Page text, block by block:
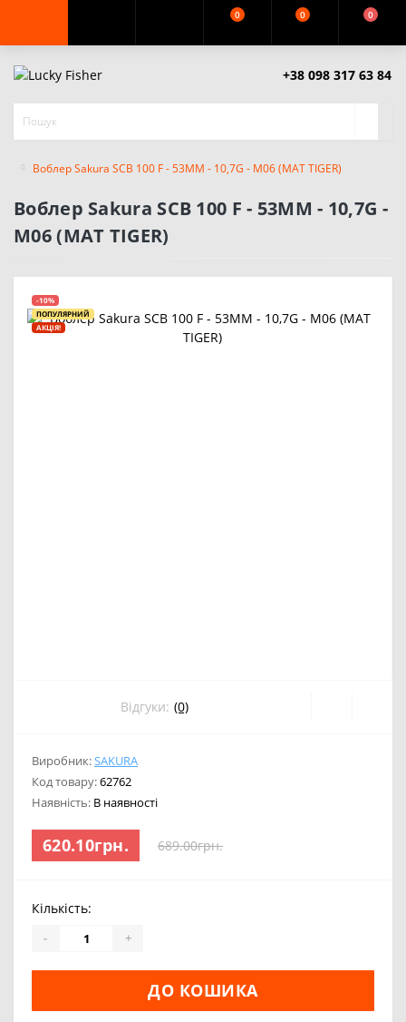
0 0 0
+38 098 317 63 84
Воблер Sakura SCB 100 F - 53MM - 10,7G - M06 (MAT TIGER)
Воблер Sakura SCB 100 F - 53MM - 10,7G -
M06 (MAT TIGER)
-10%
ПОПУЛЯРНИЙ
АКЦІЯ!
Відгуки: (0)
Виробник:SAKURA
Код товару:62762
Наявність: В наявності
620.10грн. 689.00грн.
Кількість:
- +
ДО КОШИКА